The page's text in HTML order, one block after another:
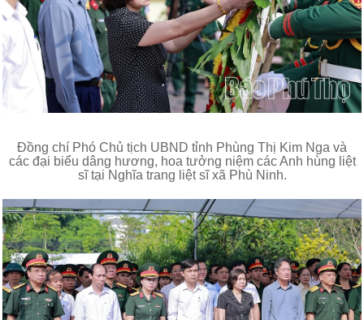
Đồng chí Phó Chủ tịch UBND tỉnh Phùng Thị Kim Nga và
các đại biểu dâng hương, hoa tưởng niệm các Anh hùng liệt
sĩ tại Nghĩa trang liệt sĩ xã Phù Ninh.